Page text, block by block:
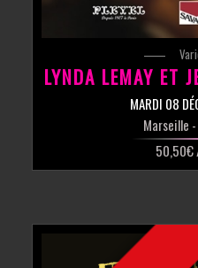
LYNDA LEMAY ET
MARDI 08
Marseille
50,50€